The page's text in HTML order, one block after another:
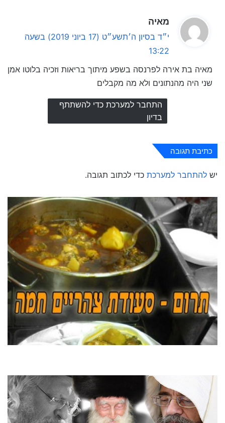
מאיה
ג
י״ד בסיון ה׳תשע״ט (17 ביוני 2019) בשעה
13:22
מאיה בת אירה לפרנסה בשפע מיתוך בריאות וזכיה בלוטו אמן
שני היה מהנתונים ולא מה מקבלים
התחבר למערכת כדי להשתתף
בדיון
כתיבת תגובה
יש להתחבר למערכת כדי לכתוב תגובה.